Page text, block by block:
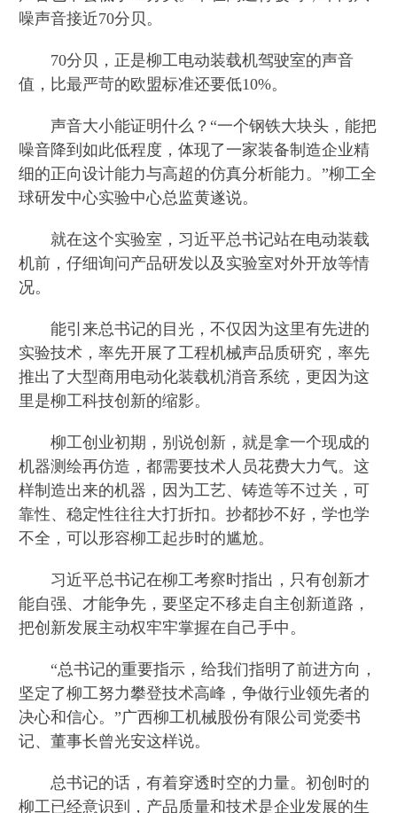
噪声音接近70分贝。
70分贝，正是柳工电动装载机驾驶室的声音
值，比最严苛的欧盟标准还要低10%。
声音大小能证明什么？“一个钢铁大块头，能把
噪音降到如此低程度，体现了一家装备制造企业精
细的正向设计能力与高超的仿真分析能力。”柳工全
球研发中心实验中心总监黄遂说。
就在这个实验室，习近平总书记站在电动装载
机前，仔细询问产品研发以及实验室对外开放等情
况。
能引来总书记的目光，不仅因为这里有先进的
实验技术，率先开展了工程机械声品质研究，率先
推出了大型商用电动化装载机消音系统，更因为这
里是柳工科技创新的缩影。
柳工创业初期，别说创新，就是拿一个现成的
机器测绘再仿造，都需要技术人员花费大力气。这
样制造出来的机器，因为工艺、铸造等不过关，可
靠性、稳定性往往大打折扣。抄都抄不好，学也学
不全，可以形容柳工起步时的尴尬。
习近平总书记在柳工考察时指出，只有创新才
能自强、才能争先，要坚定不移走自主创新道路，
把创新发展主动权牢牢掌握在自己手中。
“总书记的重要指示，给我们指明了前进方向，
坚定了柳工努力攀登技术高峰，争做行业领先者的
决心和信心。”广西柳工机械股份有限公司党委书
记、董事长曾光安这样说。
总书记的话，有着穿透时空的力量。初创时的
柳工已经意识到，产品质量和技术是企业发展的生